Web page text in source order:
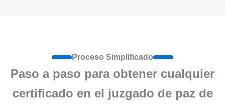
Proceso Simplificado
Paso a paso para obtener cualquier
certificado en el juzgado de paz de